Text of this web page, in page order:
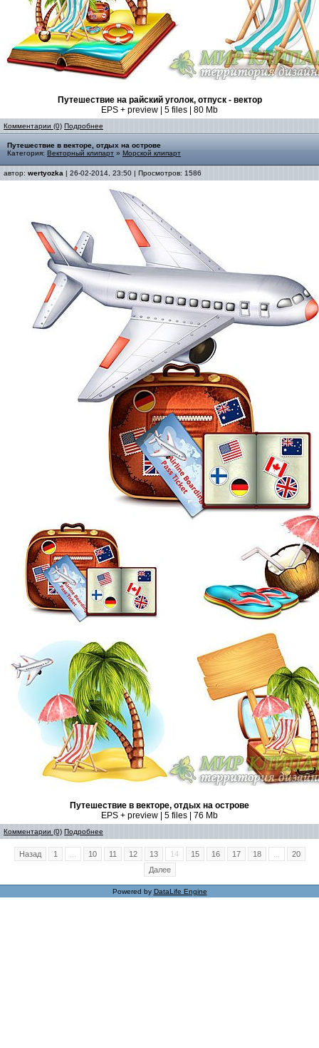
Путешествие на райский уголок, отпуск - вектор
EPS + preview | 5 files | 80 Mb
Комментарии (0) Подробнее
Путешествие в векторе, отдых на острове
Категория: Векторный клипарт » Морской клипарт
автор: wertyozka | 26-02-2014, 23:50 | Просмотров: 1586
Путешествие в векторе, отдых на острове
EPS + preview | 5 files | 76 Mb
Комментарии (0) Подробнее
Назад 1 10 11 12 13 14 15 16 17 18
20
Далее
Powered by DataLife Engine